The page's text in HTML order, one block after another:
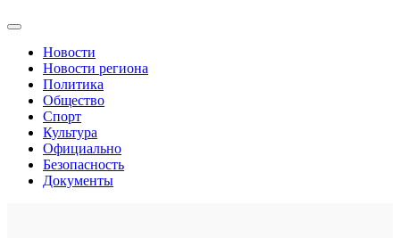
Новости
Новости региона
Политика
Общество
Спорт
Культура
Официально
Безопасность
Документы